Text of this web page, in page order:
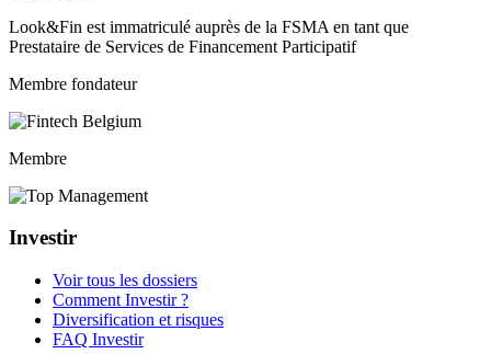
Look&Fin est immatriculé auprès de la FSMA en tant que
Prestataire de Services de Financement Participatif
Membre fondateur
Membre
Investir
Voir tous les dossiers
Comment Investir ?
Diversification et risques
FAQ Investir